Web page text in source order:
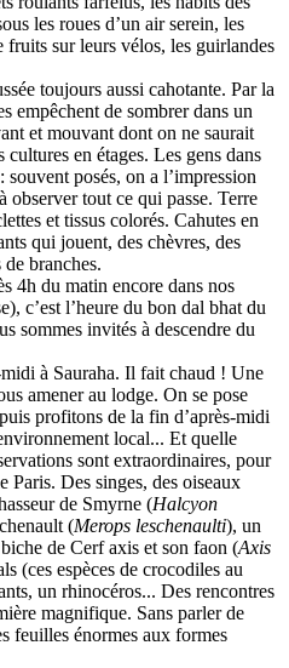
les roues d’un air serein, les
fruits sur leurs vélos, les guirlandes
toujours aussi cahotante. Par la
empêchent de sombrer dans un
et mouvant dont on ne saurait
en étages. Les gens dans
posés, on a l’impression
observer tout ce qui passe. Terre
et tissus colorés. Cahutes en
qui jouent, des chèvres, des
branches.
4h du matin encore dans nos
c’est l’heure du bon dal bhat du
sommes invités à descendre du
à Sauraha. Il fait chaud ! Une
amener au lodge. On se pose
profitons de la fin d’après-midi
local... Et quelle
sont extraordinaires, pour
Paris. Des singes, des oiseaux
de Smyrne (Halcyon
(Merops leschenaulti), un
de Cerf axis et son faon (Axis
(ces espèces de crocodiles au
un rhinocéros... Des rencontres
magnifique. Sans parler de
feuilles énormes aux formes